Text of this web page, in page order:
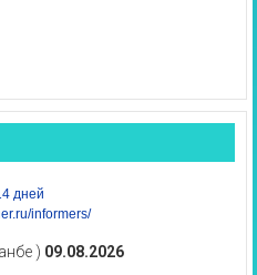
дней
informers/
) 09.08.2026